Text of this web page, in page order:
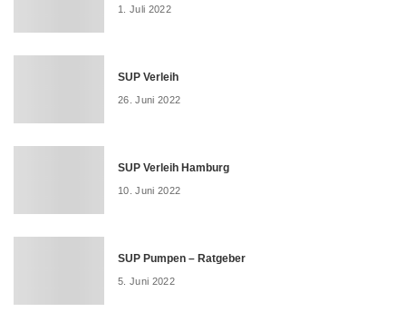
1. Juli 2022
SUP Verleih
26. Juni 2022
SUP Verleih Hamburg
10. Juni 2022
SUP Pumpen – Ratgeber
5. Juni 2022